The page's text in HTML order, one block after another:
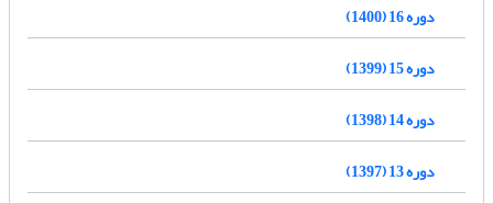
دوره 16 (1400)
دوره 15 (1399)
دوره 14 (1398)
دوره 13 (1397)